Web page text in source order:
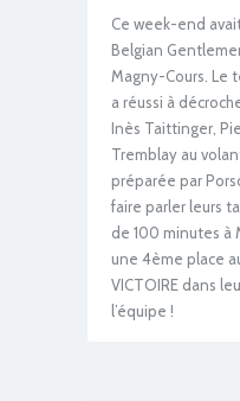
Ce week-end
Belgian
Magny-Cours. Le
a réussi à
Inès Taittinger,
Tremblay au
préparée par
faire parler leurs
de 100 minutes à
une 4ème place
VICTOIRE dans
l’équipe !